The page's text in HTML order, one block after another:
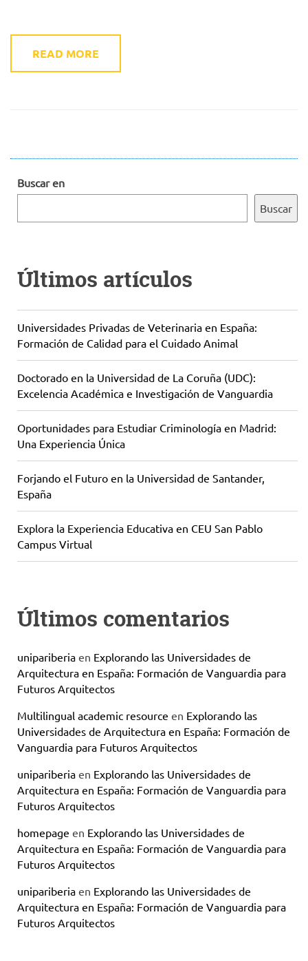
READ MORE
Buscar en
Buscar
Últimos artículos
Universidades Privadas de Veterinaria en España:
Formación de Calidad para el Cuidado Animal
Doctorado en la Universidad de La Coruña (UDC):
Excelencia Académica e Investigación de Vanguardia
Oportunidades para Estudiar Criminología en Madrid:
Una Experiencia Única
Forjando el Futuro en la Universidad de Santander,
España
Explora la Experiencia Educativa en CEU San Pablo
Campus Virtual
Últimos comentarios
unipariberia en Explorando las Universidades de
Arquitectura en España: Formación de Vanguardia para
Futuros Arquitectos
Multilingual academic resource en Explorando las
Universidades de Arquitectura en España: Formación de
Vanguardia para Futuros Arquitectos
unipariberia en Explorando las Universidades de
Arquitectura en España: Formación de Vanguardia para
Futuros Arquitectos
homepage en Explorando las Universidades de
Arquitectura en España: Formación de Vanguardia para
Futuros Arquitectos
unipariberia en Explorando las Universidades de
Arquitectura en España: Formación de Vanguardia para
Futuros Arquitectos